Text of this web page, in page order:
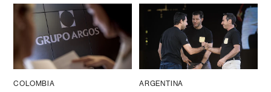
COLOMBIA ARGENTINA